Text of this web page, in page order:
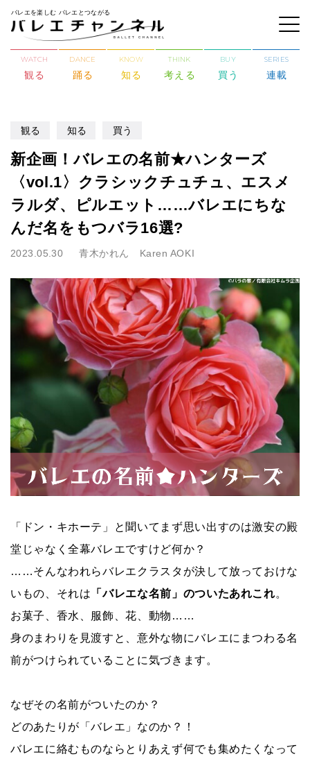
バレエを楽しむ バレエとつながる
WATCH
観る
DANCE
踊る
KNOW
知る
THINK
考える
BUY
買う
SERIES
連載
観る 知る 買う
新企画！バレエの名前★ハンターズ
〈vol.1〉クラシックチュチュ、エスメ
ラルダ、ピルエット……バレエにちな
んだ名をもつバラ16選?
2023.05.30 青木かれん Karen AOKI
「ドン・キホーテ」と聞いてまず思い出すのは激安の殿
堂じゃなく全幕バレエですけど何か？
……そんなわれらバレエクラスタが決して放っておけな
いもの、それは 「バレエな名前」のついたあれこれ。
お菓子、香水、服飾、花、動物……
身のまわりを見渡すと、意外な物にバレエにまつわる名
前がつけられていることに気づきます。
なぜその名前がついたのか？
どのあたりが「バレエ」なのか？！
バレエに絡むものならとりあえず何でも集めたくなって